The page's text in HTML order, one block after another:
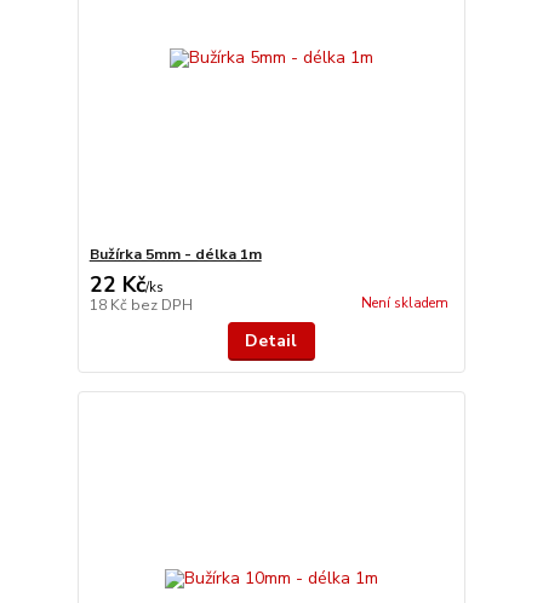
Bužírka 5mm - délka 1m
22 Kč/ks
18 Kč bez DPH Není skladem
Detail